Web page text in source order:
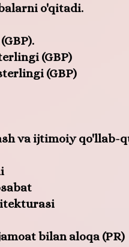
o'qitadi.
(GBP)
(GBP)
va ijtimoiy qo'llab-
bilan aloqa (PR)